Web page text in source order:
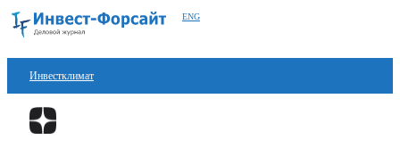
ENG
Инвестклимат
Финансы